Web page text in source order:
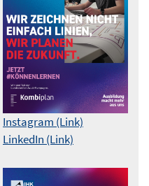
Instagram (Link)
LinkedIn (Link)